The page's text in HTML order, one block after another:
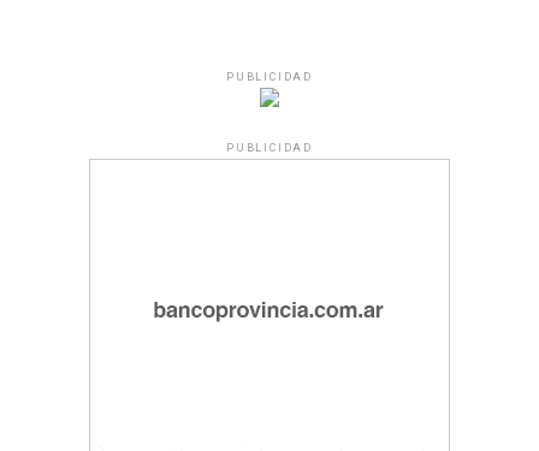
PUBLICIDAD
PUBLICIDAD